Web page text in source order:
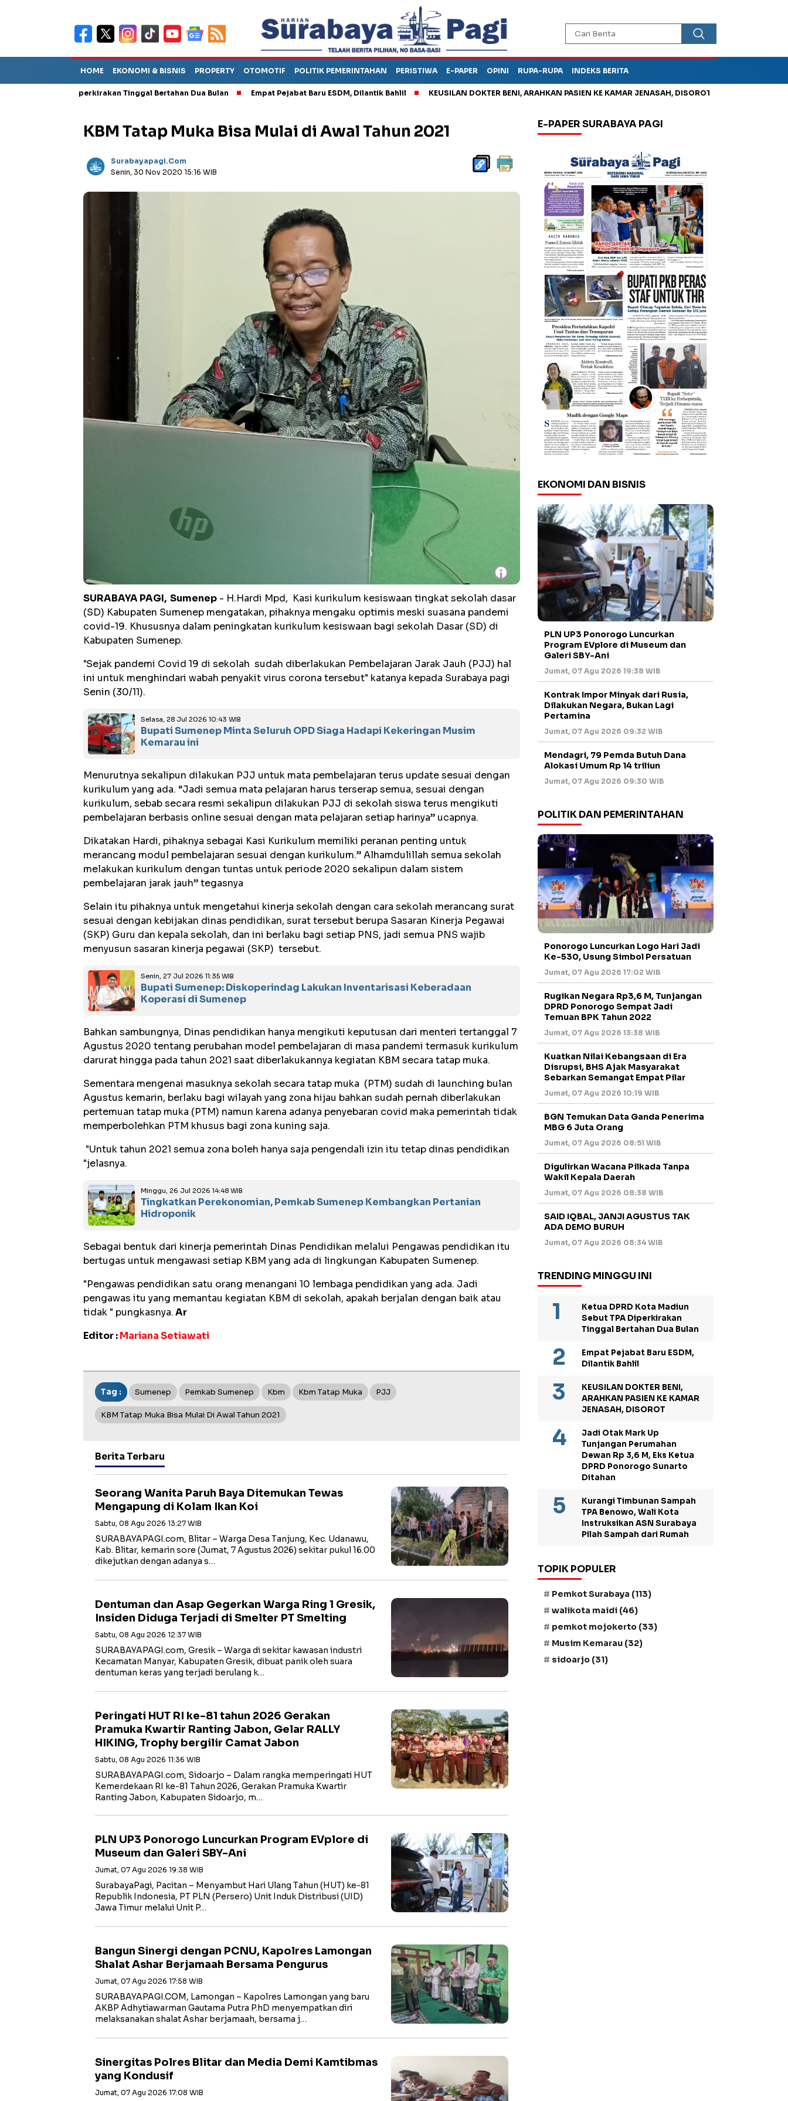
HOME EKONOMI & BISNIS PROPERTY OTOMOTIF POLITIK PEMERINTAHAN PERISTIWA E-PAPER OPINI RUPA-RUPA INDEKS BERITA
TPA Diperkirakan Tinggal Bertahan Dua Bulan Empat Pejabat Baru ESDM, Dilantik Bahlil KEUSILAN DOKTER BENI, ARAHKAN PASIEN KE KAMAR JENASAH, DISOROT Jadi Otak Mark Up
KBM Tatap Muka Bisa Mulai di Awal Tahun 2021
Surabayapagi.com
Senin, 30 Nov 2020 15:16 WIB
i
SURABAYA PAGI, Sumenep - H.Hardi Mpd, Kasi kurikulum kesiswaan tingkat sekolah dasar
(SD) Kabupaten Sumenep mengatakan, pihaknya mengaku optimis meski suasana pandemi
covid-19. Khususnya dalam peningkatan kurikulum kesiswaan bagi sekolah Dasar (SD) di
Kabupaten Sumenep.
"Sejak pandemi Covid 19 di sekolah sudah diberlakukan Pembelajaran Jarak Jauh (PJJ) hal
ini untuk menghindari wabah penyakit virus corona tersebut" katanya kepada Surabaya pagi
Senin (30/11).
Selasa, 28 Jul 2026 10:43 WIB
Bupati Sumenep Minta Seluruh OPD Siaga Hadapi Kekeringan Musim
Kemarau ini
Menurutnya sekalipun dilakukan PJJ untuk mata pembelajaran terus update sesuai dengan
kurikulum yang ada. “Jadi semua mata pelajaran harus terserap semua, sesuai dengan
kurikulum, sebab secara resmi sekalipun dilakukan PJJ di sekolah siswa terus mengikuti
pembelajaran berbasis online sesuai dengan mata pelajaran setiap harinya” ucapnya.
Dikatakan Hardi, pihaknya sebagai Kasi Kurikulum memiliki peranan penting untuk
merancang modul pembelajaran sesuai dengan kurikulum.” Alhamdulillah semua sekolah
melakukan kurikulum dengan tuntas untuk periode 2020 sekalipun dalam sistem
pembelajaran jarak jauh” tegasnya
Selain itu pihaknya untuk mengetahui kinerja sekolah dengan cara sekolah merancang surat
sesuai dengan kebijakan dinas pendidikan, surat tersebut berupa Sasaran Kinerja Pegawai
(SKP) Guru dan kepala sekolah, dan ini berlaku bagi setiap PNS, jadi semua PNS wajib
menyusun sasaran kinerja pegawai (SKP) tersebut.
Senin, 27 Jul 2026 11:35 WIB
Bupati Sumenep: Diskoperindag Lakukan Inventarisasi Keberadaan
Koperasi di Sumenep
Bahkan sambungnya, Dinas pendidikan hanya mengikuti keputusan dari menteri tertanggal 7
Agustus 2020 tentang perubahan model pembelajaran di masa pandemi termasuk kurikulum
darurat hingga pada tahun 2021 saat diberlakukannya kegiatan KBM secara tatap muka.
Sementara mengenai masuknya sekolah secara tatap muka (PTM) sudah di launching bulan
Agustus kemarin, berlaku bagi wilayah yang zona hijau bahkan sudah pernah diberlakukan
pertemuan tatap muka (PTM) namun karena adanya penyebaran covid maka pemerintah tidak
memperbolehkan PTM khusus bagi zona kuning saja.
"Untuk tahun 2021 semua zona boleh hanya saja pengendali izin itu tetap dinas pendidikan
"jelasnya.
Minggu, 26 Jul 2026 14:48 WIB
Tingkatkan Perekonomian, Pemkab Sumenep Kembangkan Pertanian
Hidroponik
Sebagai bentuk dari kinerja pemerintah Dinas Pendidikan melalui Pengawas pendidikan itu
bertugas untuk mengawasi setiap KBM yang ada di lingkungan Kabupaten Sumenep.
"Pengawas pendidikan satu orang menangani 10 lembaga pendidikan yang ada. Jadi
pengawas itu yang memantau kegiatan KBM di sekolah, apakah berjalan dengan baik atau
tidak " pungkasnya.Ar
Editor :Mariana Setiawati
Tag : Sumenep Pemkab Sumenep Kbm Kbm Tatap Muka PJJ
KBM Tatap Muka Bisa Mulai Di Awal Tahun 2021
Berita Terbaru
Seorang Wanita Paruh Baya Ditemukan Tewas
Mengapung di Kolam Ikan Koi
Sabtu, 08 Agu 2026 13:27 WIB
SURABAYAPAGI.com, Blitar – Warga Desa Tanjung, Kec. Udanawu,
Kab. Blitar, kemarin sore (Jumat, 7 Agustus 2026) sekitar pukul 16.00
dikejutkan dengan adanya s…
Dentuman dan Asap Gegerkan Warga Ring 1 Gresik,
Insiden Diduga Terjadi di Smelter PT Smelting
Sabtu, 08 Agu 2026 12:37 WIB
SURABAYAPAGI.com, Gresik – Warga di sekitar kawasan industri
Kecamatan Manyar, Kabupaten Gresik, dibuat panik oleh suara
dentuman keras yang terjadi berulang k…
Peringati HUT RI ke-81 tahun 2026 Gerakan
Pramuka Kwartir Ranting Jabon, Gelar RALLY
HIKING, Trophy bergilir Camat Jabon
Sabtu, 08 Agu 2026 11:36 WIB
SURABAYAPAGI.com, Sidoarjo – Dalam rangka memperingati HUT
Kemerdekaan RI ke-81 Tahun 2026, Gerakan Pramuka Kwartir
Ranting Jabon, Kabupaten Sidoarjo, m…
PLN UP3 Ponorogo Luncurkan Program EVplore di
Museum dan Galeri SBY-Ani
Jumat, 07 Agu 2026 19:38 WIB
SurabayaPagi, Pacitan – Menyambut Hari Ulang Tahun (HUT) ke-81
Republik Indonesia, PT PLN (Persero) Unit Induk Distribusi (UID)
Jawa Timur melalui Unit P…
Bangun Sinergi dengan PCNU, Kapolres Lamongan
Shalat Ashar Berjamaah Bersama Pengurus
Jumat, 07 Agu 2026 17:58 WIB
SURABAYAPAGI.COM, Lamongan – Kapolres Lamongan yang baru
AKBP Adhytiawarman Gautama Putra P.hD menyempatkan diri
melaksanakan shalat Ashar berjamaah, bersama j…
Sinergitas Polres Blitar dan Media Demi Kamtibmas
yang Kondusif
Jumat, 07 Agu 2026 17:08 WIB
E-PAPER SURABAYA PAGI
EKONOMI DAN BISNIS
PLN UP3 Ponorogo Luncurkan
Program EVplore di Museum dan
Galeri SBY-Ani
Jumat, 07 Agu 2026 19:38 WIB
Kontrak Impor Minyak dari Rusia,
Dilakukan Negara, Bukan Lagi
Pertamina
Jumat, 07 Agu 2026 09:32 WIB
Mendagri, 79 Pemda Butuh Dana
Alokasi Umum Rp 14 triliun
Jumat, 07 Agu 2026 09:30 WIB
POLITIK DAN PEMERINTAHAN
Ponorogo Luncurkan Logo Hari Jadi
Ke-530, Usung Simbol Persatuan
Jumat, 07 Agu 2026 17:02 WIB
Rugikan Negara Rp3,6 M, Tunjangan
DPRD Ponorogo Sempat Jadi
Temuan BPK Tahun 2022
Jumat, 07 Agu 2026 13:38 WIB
Kuatkan Nilai Kebangsaan di Era
Disrupsi, BHS Ajak Masyarakat
Sebarkan Semangat Empat Pilar
Jumat, 07 Agu 2026 10:19 WIB
BGN Temukan Data Ganda Penerima
MBG 6 Juta Orang
Jumat, 07 Agu 2026 08:51 WIB
Digulirkan Wacana Pilkada Tanpa
Wakil Kepala Daerah
Jumat, 07 Agu 2026 08:38 WIB
SAID IQBAL, JANJI AGUSTUS TAK
ADA DEMO BURUH
Jumat, 07 Agu 2026 08:34 WIB
TRENDING MINGGU INI
Ketua DPRD Kota Madiun
Sebut TPA Diperkirakan
Tinggal Bertahan Dua Bulan
Empat Pejabat Baru ESDM,
Dilantik Bahlil
KEUSILAN DOKTER BENI,
ARAHKAN PASIEN KE KAMAR
JENASAH, DISOROT
Jadi Otak Mark Up
Tunjangan Perumahan
Dewan Rp 3,6 M, Eks Ketua
DPRD Ponorogo Sunarto
Ditahan
Kurangi Timbunan Sampah
TPA Benowo, Wali Kota
Instruksikan ASN Surabaya
Pilah Sampah dari Rumah
TOPIK POPULER
Pemkot Surabaya (113)
walikota maidi (46)
pemkot mojokerto (33)
Musim Kemarau (32)
sidoarjo (31)